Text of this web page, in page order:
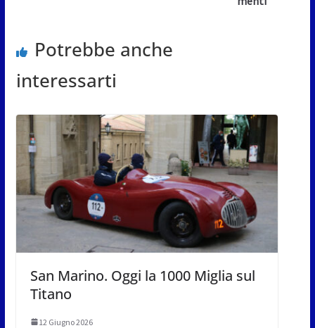
Potrebbe anche
interessarti
San Marino. Oggi la 1000 Miglia sul
Titano
12 Giugno 2026